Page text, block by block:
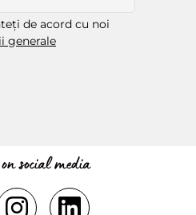
de acord cu noi
generale
social media